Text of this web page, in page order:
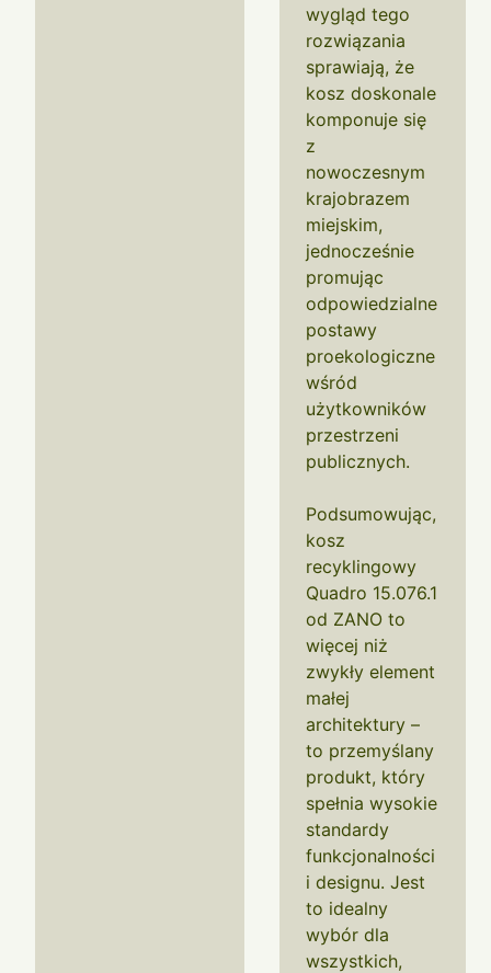
wygląd tego
rozwiązania
sprawiają, że
kosz doskonale
komponuje się
z
nowoczesnym
krajobrazem
miejskim,
jednocześnie
promując
odpowiedzialne
postawy
proekologiczne
wśród
użytkowników
przestrzeni
publicznych.
Podsumowując,
kosz
recyklingowy
Quadro 15.076.1
od ZANO to
więcej niż
zwykły element
małej
architektury –
to przemyślany
produkt, który
spełnia wysokie
standardy
funkcjonalności
i designu. Jest
to idealny
wybór dla
wszystkich,